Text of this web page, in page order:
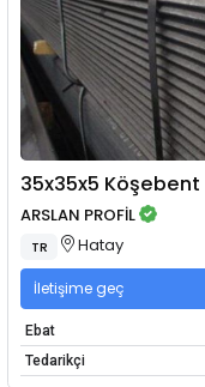
35x35x5 Köşebent
ARSLAN PROFİL
TR Hatay
İletişime geç
Ebat
Tedarikçi